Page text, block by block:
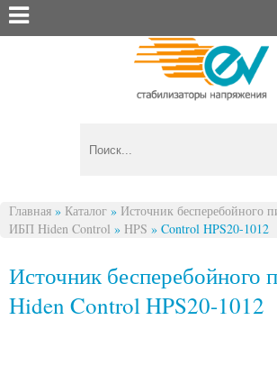

Вы здесь
Главная » Каталог » Источник бесперебойного
ИБП Hiden Control » HPS » Control HPS20-1012
Источник бесперебойного
Hiden Control HPS20-1012